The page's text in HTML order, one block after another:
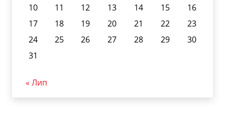
10
11 12 13 14 15
16
17
18 19 20 21 22
23
24
25 26 27 28 29
30
31
« Лип